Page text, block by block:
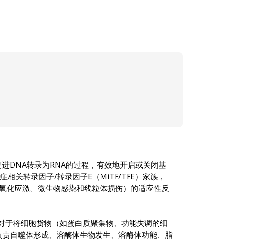
DNA转录为RNA的过程，有效地开启或关闭基
相关转录因子/转录因子E（MiTF/TFE）家族，
化应激、微生物感染和线粒体损伤）的适应性反
将细胞货物（如蛋白质聚集物、功能失调的细
自噬体形成、溶酶体生物发生、溶酶体功能、脂